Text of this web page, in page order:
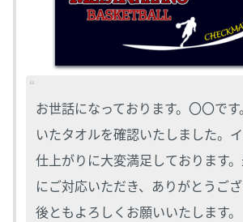
お世話になっております。〇〇で
いたタオルを確認いたしました。
仕上がりに大変満足しております
にご対応いただき、ありがとうご
後ともよろしくお願いいたします。